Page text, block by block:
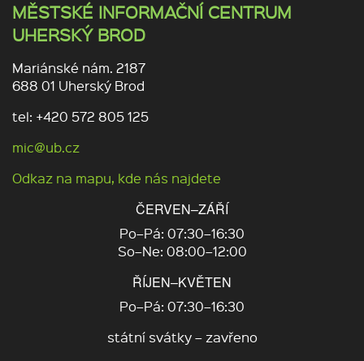
MĚSTSKÉ INFORMAČNÍ CENTRUM
UHERSKÝ BROD
Mariánské nám. 2187
688 01 Uherský Brod
tel: +420 572 805 125
mic@ub.cz
Odkaz na mapu, kde nás najdete
ČERVEN–ZÁŘÍ
Po–Pá: 07:30–16:30
So–Ne: 08:00–12:00
ŘÍJEN–KVĚTEN
Po–Pá: 07:30–16:30
státní svátky – zavřeno